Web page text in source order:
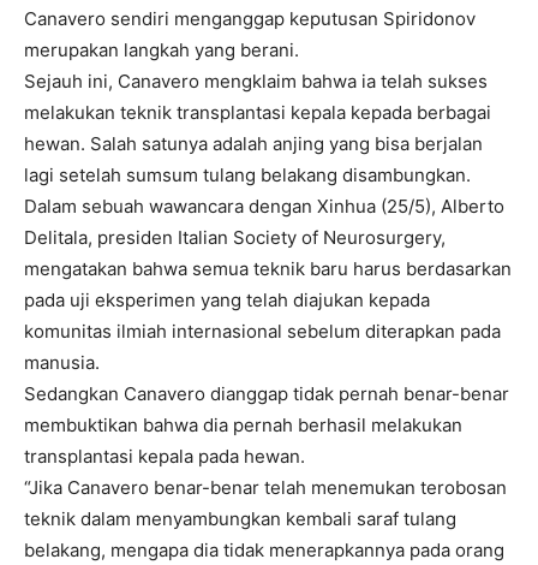
Canavero sendiri menganggap keputusan Spiridonov
merupakan langkah yang berani.
Sejauh ini, Canavero mengklaim bahwa ia telah sukses
melakukan teknik transplantasi kepala kepada berbagai
hewan. Salah satunya adalah anjing yang bisa berjalan
lagi setelah sumsum tulang belakang disambungkan.
Dalam sebuah wawancara dengan Xinhua (25/5), Alberto
Delitala, presiden Italian Society of Neurosurgery,
mengatakan bahwa semua teknik baru harus berdasarkan
pada uji eksperimen yang telah diajukan kepada
komunitas ilmiah internasional sebelum diterapkan pada
manusia.
Sedangkan Canavero dianggap tidak pernah benar-benar
membuktikan bahwa dia pernah berhasil melakukan
transplantasi kepala pada hewan.
“Jika Canavero benar-benar telah menemukan terobosan
teknik dalam menyambungkan kembali saraf tulang
belakang, mengapa dia tidak menerapkannya pada orang